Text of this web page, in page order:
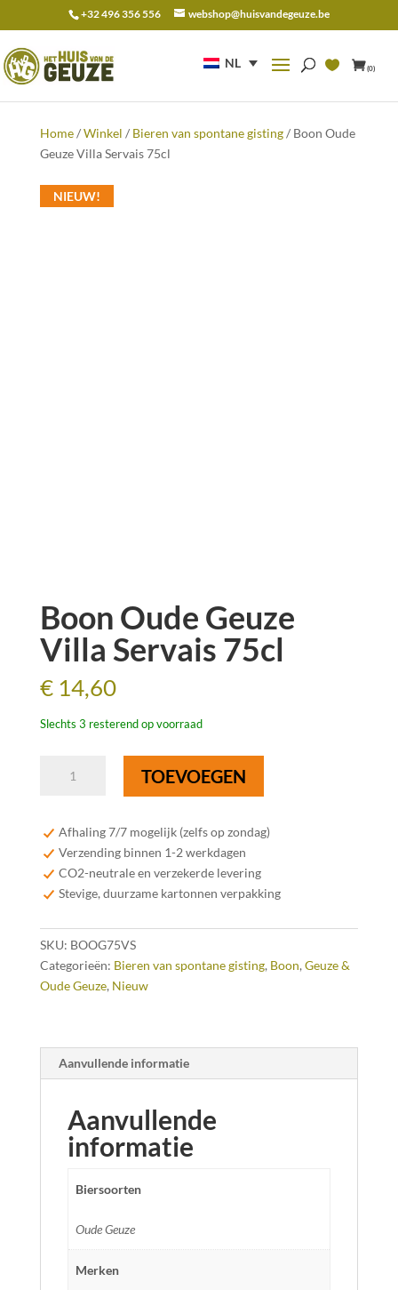
+32 496 356 556 webshop@huisvandegeuze.be
NL (0)
naar:
Home/Winkel / Bieren van spontane gisting/ Boon Oude
Geuze Villa Servais 75cl
NIEUW!
Boon Oude Geuze
Villa Servais 75cl
€14,60
Slechts 3 resterend op voorraad
Villa
Servais
75cl
aantal
TOEVOEGEN
Afhaling 7/7 mogelijk (zelfs op zondag)
Verzending binnen 1-2 werkdagen
CO2-neutrale en verzekerde levering
Stevige, duurzame kartonnen verpakking
SKU: BOOG75VS
Categorieën: Bieren van spontane gisting, Boon, Geuze &
Oude Geuze, Nieuw
Aanvullende informatie
Aanvullende
informatie
Biersoorten
Oude Geuze
Merken